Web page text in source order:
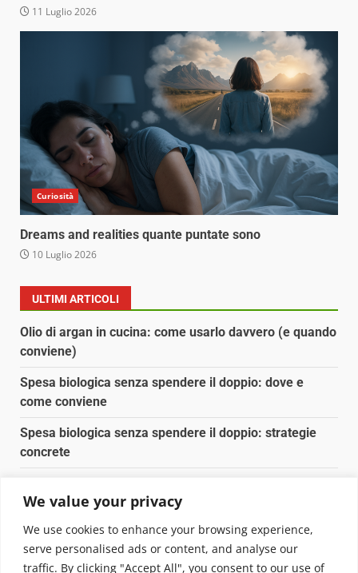
We value your privacy
We use cookies to enhance your browsing experience,
serve personalised ads or content, and analyse our
traffic. By clicking "Accept All", you consent to our use of
11 Luglio 2026
Curiosità
Dreams and realities quante puntate sono
10 Luglio 2026
ULTIMI ARTICOLI
Olio di argan in cucina: come usarlo davvero (e quando
conviene)
Spesa biologica senza spendere il doppio: dove e
come conviene
Spesa biologica senza spendere il doppio: strategie
concrete
Pulizia naturale della casa: 3 ingredienti che
sostituiscono 10 prodotti chimici